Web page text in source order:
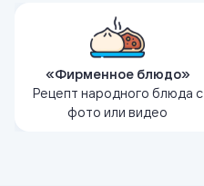
«Фирменное блюдо»
Рецепт народного блюда с
фото или видео
Расскажите о праздничном
блюде своего народа,
покажите его приготовление
пошагово и добавьте
фотографии или видео
процесса.